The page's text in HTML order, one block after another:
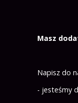
Masz
Napisz do
- jesteśmy